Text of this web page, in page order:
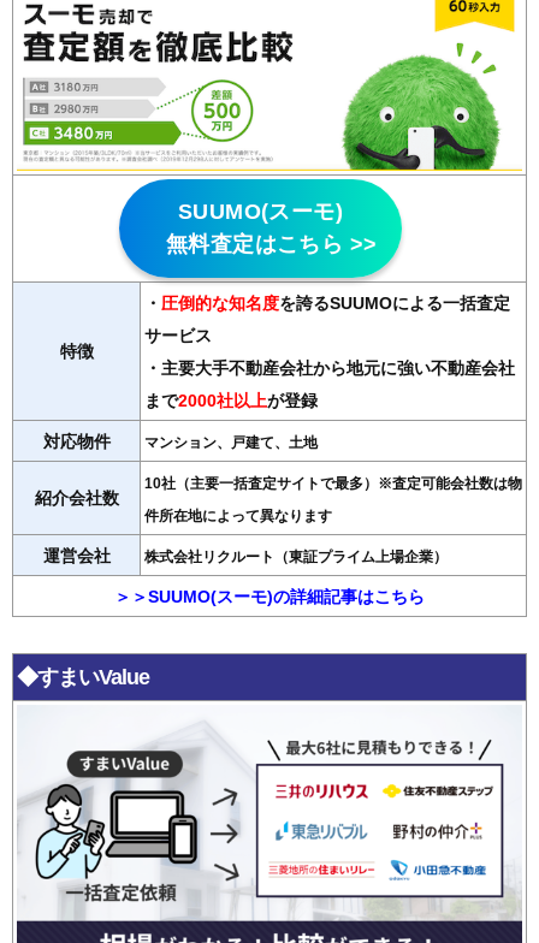
SUUMO(スーモ)
無料査定はこちら >>
特徴
・ 圧倒的な知名度を誇るSUUMOによる一括査定
サービス
・主要大手不動産会社から地元に強い不動産会社
まで2000社以上が登録
対応物件 マンション、戸建て、土地
紹介会社数
10社（主要一括査定サイトで最多）※査定可能会社数は物
件所在地によって異なります
運営会社 株式会社リクルート（東証プライム上場企業）
＞＞SUUMO(スーモ)の詳細記事はこちら
◆すまいValue